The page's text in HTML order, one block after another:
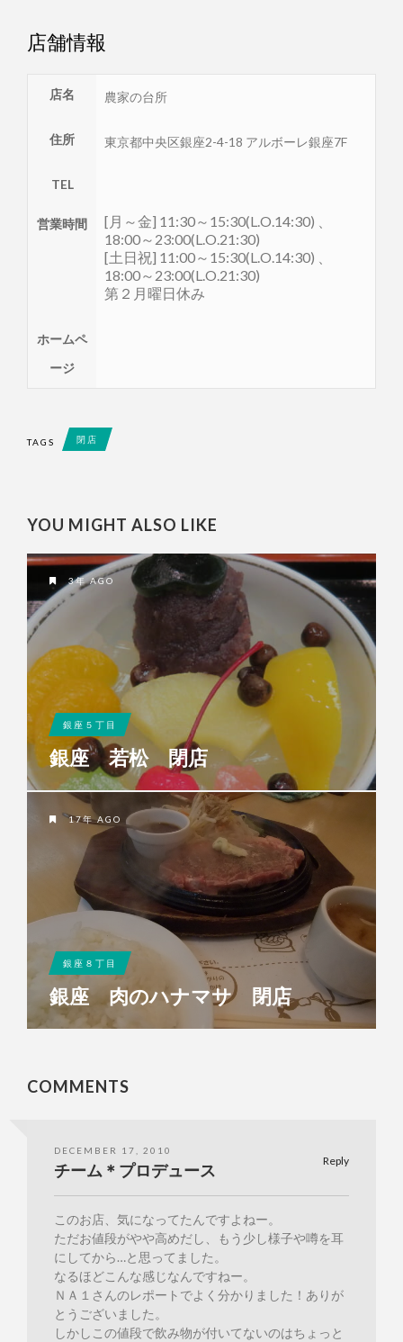
店舗情報
店名 農家の台所
住所 東京都中央区銀座2-4-18 アルボーレ銀座7F
TEL
営業時間
[月～金] 11:30～15:30(L.O.14:30) 、
18:00～23:00(L.O.21:30)
[土日祝] 11:00～15:30(L.O.14:30) 、
18:00～23:00(L.O.21:30)
第２月曜日休み
ホームペ
ージ
TAGS 閉店
YOU MIGHT ALSO LIKE
3年 AGO
銀座５丁目
銀座 若松 閉店
17年 AGO
銀座８丁目
銀座 肉のハナマサ 閉店
COMMENTS
DECEMBER 17, 2010
Reply
チーム＊プロデュース
このお店、気になってたんですよねー。
ただお値段がやや高めだし、もう少し様子や噂を耳
にしてから…と思ってました。
なるほどこんな感じなんですねー。
ＮＡ１さんのレポートでよく分かりました！ありが
とうございました。
しかしこの値段で飲み物が付いてないのはちょっと